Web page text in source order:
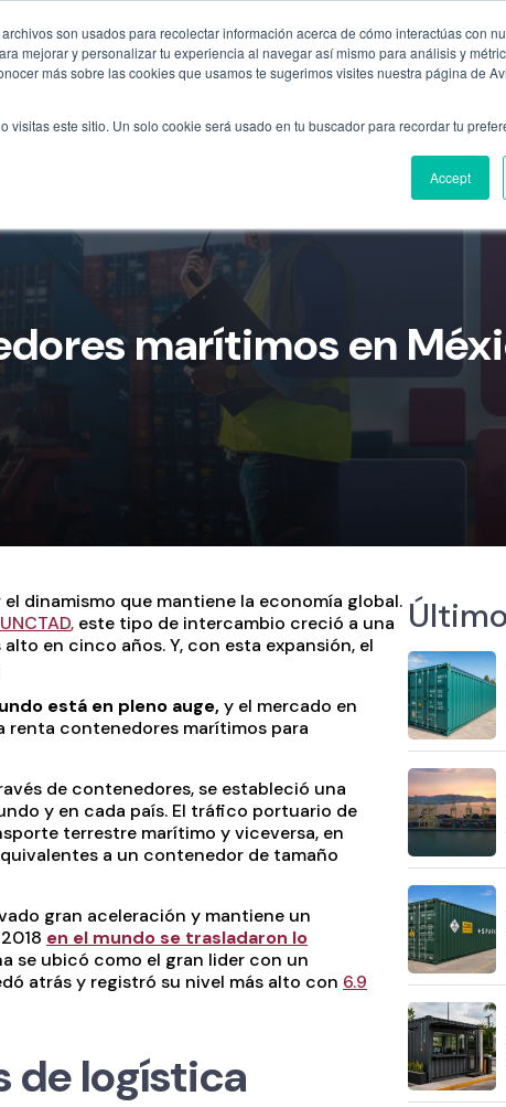
son usados para recolectar información acerca de cómo interactúas con
mejorar y personalizar tu experiencia al navegar así mismo para análisis y
más sobre las cookies que usamos te sugerimos visites nuestra página de
visitas este sitio. Un solo cookie será usado en tu buscador para recordar tu
Accept
Soluciones
marítimos en
dinamismo que mantiene la economía global.
, este tipo de intercambio creció a una
en cinco años. Y, con esta expansión, el
está en pleno auge,y el mercado en
renta contenedores marítimos para
de contenedores, se estableció una
y en cada país. El tráfico portuario de
terrestre marítimo y viceversa, en
a un contenedor de tamaño
gran aceleración y mantiene un
en el mundo se trasladaron lo
se ubicó como el gran lider con un
atrás y registró su nivel más alto con 6.9
de logística